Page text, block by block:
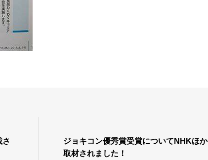
さ
ジョキコン優秀賞受賞についてNHKほか
取材されました！